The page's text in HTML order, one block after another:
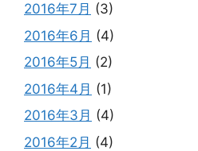
2016年7月 (3)
2016年6月 (4)
2016年5月 (2)
2016年4月 (1)
2016年3月 (4)
2016年2月 (4)